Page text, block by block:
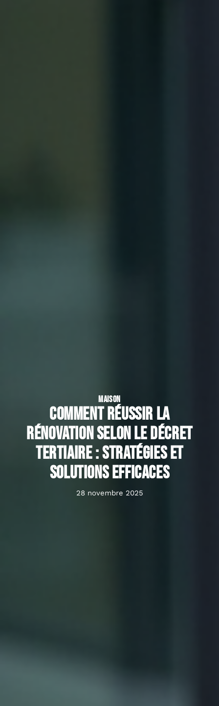
MAISON
Comment réussir la
rénovation selon le décret
tertiaire : stratégies et
solutions efficaces
28 novembre 2025